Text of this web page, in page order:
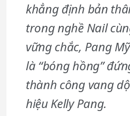
khẳng định bản
trong nghề Nail
vững chắc, Pang
là “bóng hồng”
thành công vang
hiệu Kelly Pang.